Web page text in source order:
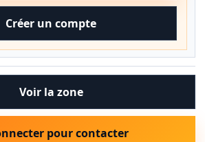
Créer un compte
Voir la zone
pour contacter